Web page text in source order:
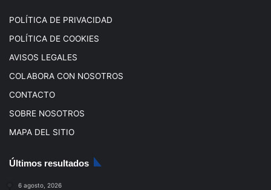
POLÍTICA DE PRIVACIDAD
POLÍTICA DE COOKIES
AVISOS LEGALES
COLABORA CON NOSOTROS
CONTACTO
SOBRE NOSOTROS
MAPA DEL SITIO
Últimos resultados
6 agosto, 2026